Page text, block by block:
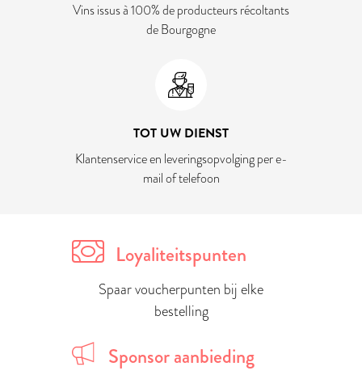
Vins issus à 100% de producteurs récoltants
de Bourgogne
TOT UW DIENST
Klantenservice en leveringsopvolging per e-
mail of telefoon
Loyaliteitspunten
Spaar voucherpunten bij elke
bestelling
Sponsor aanbieding